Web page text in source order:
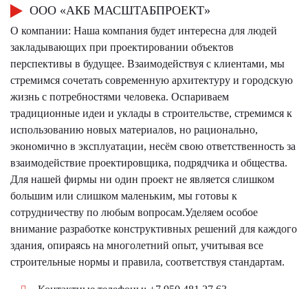
ООО «АКБ МАСШТАБПРОЕКТ»
О компании: Наша компания будет интересна для людей
закладывающих при проектировании объектов
перспективы в будущее. Взаимодействуя с клиентами, мы
стремимся сочетать современную архитектуру и городскую
жизнь с потребностями человека. Оспариваем
традиционные идеи и уклады в строительстве, стремимся к
использованию новых материалов, но рационально,
экономично в эксплуатации, несём свою ответственность за
взаимодействие проектировщика, подрядчика и общества.
Для нашей фирмы ни один проект не является слишком
большим или слишком маленьким, мы готовы к
сотрудничеству по любым вопросам.Уделяем особое
внимание разработке конструктивных решений для каждого
здания, опираясь на многолетний опыт, учитывая все
строительные нормы и правила, соответствуя стандартам.